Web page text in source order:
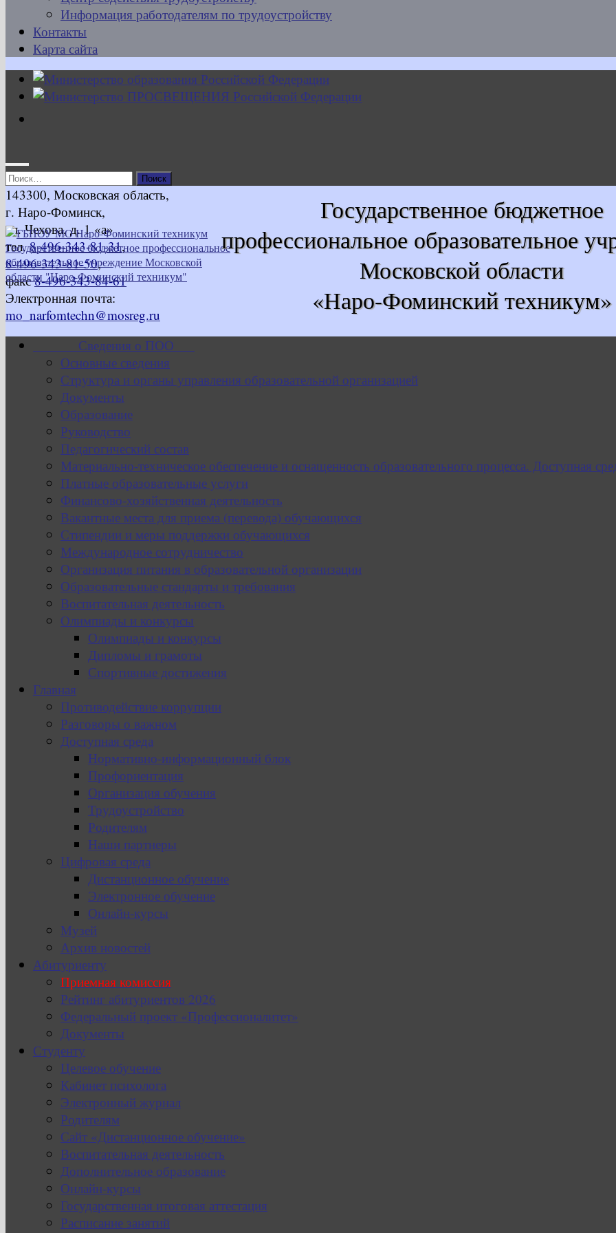
Информация работодателям по трудоустройству
Контакты
Карта сайта
Найти:
Государственное бюджетное
профессиональное образовательное
Московской области
«Наро-Фоминский техникум»
143300, Московская область,
г. Наро-Фоминск,
ул. Чехова, д. 1 «а»
тел.8-496-343-81-31,
8-496-343-81-50,
факс8-496-343-84-61
Электронная почта:
mo_narfomtechn@mosreg.ru
Сведения о ПОО
Основные сведения
Структура и органы управления образовательной организацией
Документы
Образование
Руководство
Педагогический состав
Материально-техническое обеспечение и оснащенность образовательного процесса. Доступная
Платные образовательные услуги
Финансово-хозяйственная деятельность
Вакантные места для приема (перевода) обучающихся
Стипендии и меры поддержки обучающихся
Международное сотрудничество
Организация питания в образовательной организации
Образовательные стандарты и требования
Воспитательная деятельность
Олимпиады и конкурсы
Олимпиады и конкурсы
Дипломы и грамоты
Спортивные достижения
Главная
Противодействие коррупции
Разговоры о важном
Доступная среда
Нормативно-информационный блок
Профориентация
Организация обучения
Трудоустройство
Родителям
Наши партнеры
Цифровая среда
Дистанционное обучение
Электронное обучение
Онлайн-курсы
Музей
Архив новостей
Абитуриенту
Приемная комиссия
Рейтинг абитуриентов 2026
Федеральный проект «Профессионалитет»
Документы
Студенту
Целевое обучение
Кабинет психолога
Электронный журнал
Родителям
Сайт «Дистанционное обучение»
Воспитательная деятельность
Дополнительное образование
Онлайн-курсы
Государственная итоговая аттестация
Расписание занятий